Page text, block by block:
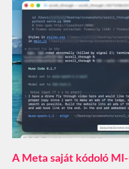
A Meta saját kódoló